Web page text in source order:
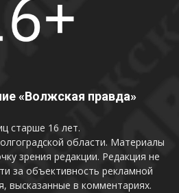
«Волжская правда»
старше 16 лет.
области. Материалы
зрения редакции. Редакция не
за объективность рекламной
высказанные в комментариях.